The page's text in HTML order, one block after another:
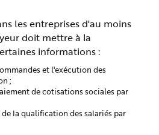
les entreprises d'au moins
doit mettre à la
informations :
et l'exécution des
;
de cotisations sociales par
la qualification des salariés par